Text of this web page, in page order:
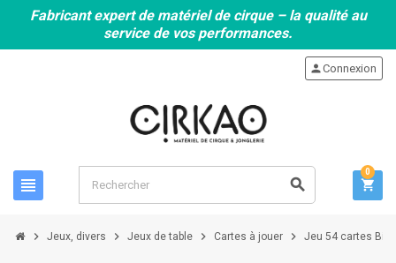
Fabricant expert de matériel de cirque – la qualité au
service de vos performances.
view_headline search
personConnexion
shopping_cart
0
chevron_right Jeux, divers chevron_right Jeux de table chevron_right Cartes à jouer chevron_right Jeu 54 cartes